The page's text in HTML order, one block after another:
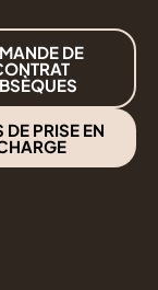
DE
DE PRISE EN